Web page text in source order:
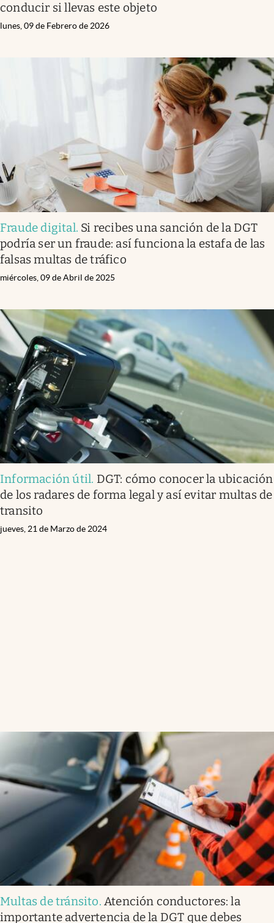
conducir si llevas este objeto
lunes, 09 de Febrero de 2026
Fraude digital. Si recibes una sanción de la DGT
podría ser un fraude: así funciona la estafa de las
falsas multas de tráfico
miércoles, 09 de Abril de 2025
Información útil. DGT: cómo conocer la ubicación
de los radares de forma legal y así evitar multas de
transito
jueves, 21 de Marzo de 2024
Multas de tránsito.Atención conductores: la
importante advertencia de la DGT que debes